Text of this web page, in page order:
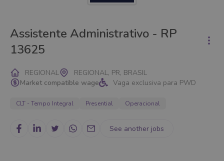
Assistente Administrativo - RP
13625
REGIONAL
REGIONAL, PR, BRASIL
Market compatible wage
Vaga exclusiva para PWD
CLT - Tempo Integral Presential Operacional
See another jobs